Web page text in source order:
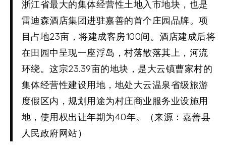
浙江省最大的集体经营性土地入市地块，也是
雷迪森酒店集团进驻嘉善的首个庄园品牌。项
目占地23亩，将建成客房100间。酒店建成后将
在田园中呈现一座浮岛，村落散落其上，河流
环绕。这宗23.39亩的地块，是大云镇曹家村的
集体经营性建设用地，地处大云温泉省级旅游
度假区内，规划用途为村庄商业服务业设施用
地，使用权出让年期为40年。（来源：嘉善县
人民政府网站）